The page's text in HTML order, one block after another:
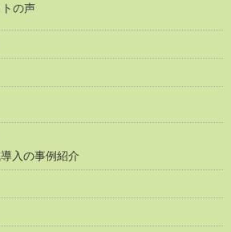
の声
入の事例紹介